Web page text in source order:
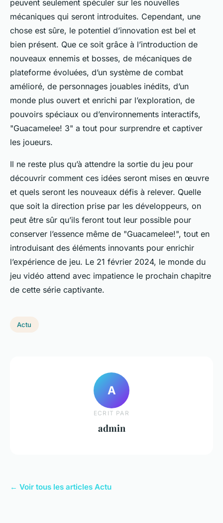
peuvent seulement spéculer sur les nouvelles
mécaniques qui seront introduites. Cependant, une
chose est sûre, le potentiel d’innovation est bel et
bien présent. Que ce soit grâce à l’introduction de
nouveaux ennemis et bosses, de mécaniques de
plateforme évoluées, d’un système de combat
amélioré, de personnages jouables inédits, d’un
monde plus ouvert et enrichi par l’exploration, de
pouvoirs spéciaux ou d’environnements interactifs,
"Guacamelee! 3" a tout pour surprendre et captiver
les joueurs.
Il ne reste plus qu’à attendre la sortie du jeu pour
découvrir comment ces idées seront mises en œuvre
et quels seront les nouveaux défis à relever. Quelle
que soit la direction prise par les développeurs, on
peut être sûr qu’ils feront tout leur possible pour
conserver l’essence même de "Guacamelee!", tout en
introduisant des éléments innovants pour enrichir
l’expérience de jeu. Le 21 février 2024, le monde du
jeu vidéo attend avec impatience le prochain chapitre
de cette série captivante.
Actu
A
ECRIT PAR
admin
← Voir tous les articles Actu